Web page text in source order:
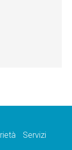
Servizi